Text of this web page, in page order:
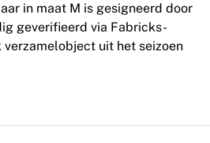
in maat M is gesigneerd door
geverifieerd via Fabricks-
verzamelobject uit het seizoen